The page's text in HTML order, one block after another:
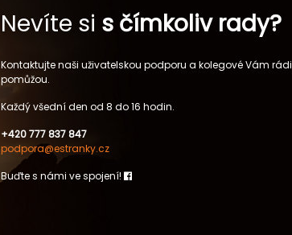
Nevíte si s čímkoliv rady?
Kontaktujte naši uživatelskou podporu a kolegové Vám rádi
pomůžou.
Každý všední den od 8 do 16 hodin.
+420 777 837 847
podpora@estranky.cz
Buďte s námi ve spojení!